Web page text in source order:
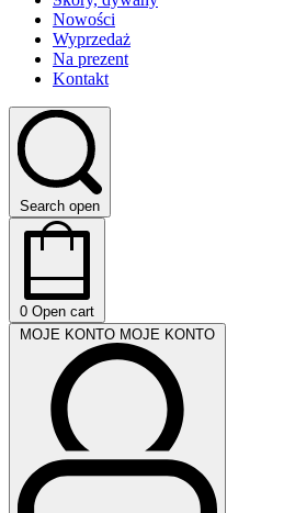
Nowości
Wyprzedaż
Na prezent
Kontakt
Search open
0 Open cart
MOJE KONTO MOJE KONTO